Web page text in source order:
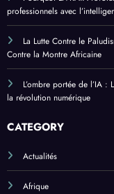
professionnels avec
La Lutte Contre le
Contre la Montre Africaine
L’ombre portée de l’IA
la révolution numérique
CATEGORY
Actualités
Afrique